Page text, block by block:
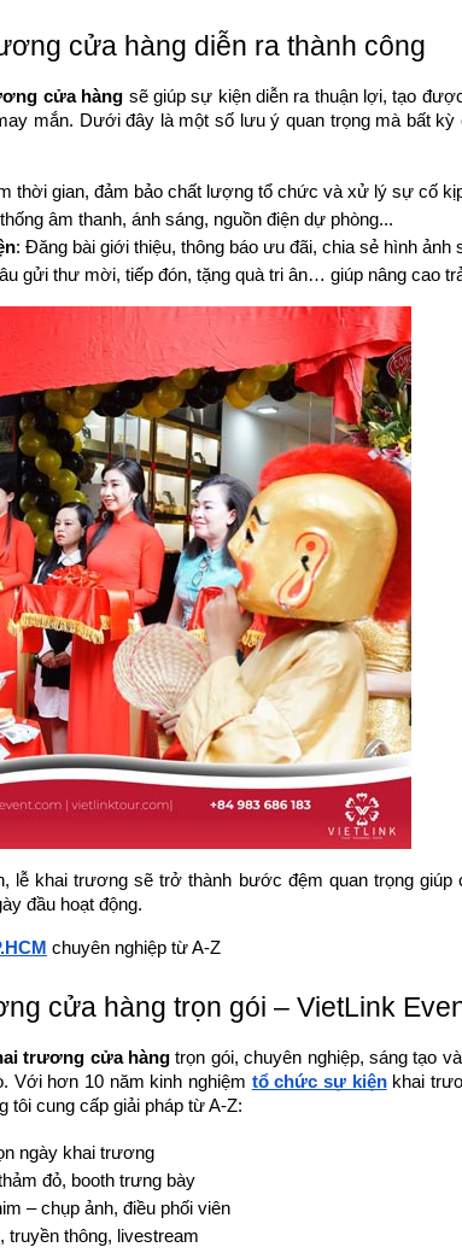
cửa hàng diễn ra thành công
cửa hàng sẽ giúp sự kiện diễn ra thuận lợi, tạo
mắn. Dưới đây là một số lưu ý quan trọng mà bất kỳ
thời gian, đảm bảo chất lượng tổ chức và xử lý sự cố kịp
âm thanh, ánh sáng, nguồn điện dự phòng...
: Đăng bài giới thiệu, thông báo ưu đãi, chia sẻ hình ảnh
gửi thư mời, tiếp đón, tặng quà tri ân… giúp nâng cao
lễ khai trương sẽ trở thành bước đệm quan trọng giúp
đầu hoạt động.
chuyên nghiệp từ A-Z
cửa hàng trọn gói – VietLink
trương cửa hàng trọn gói, chuyên nghiệp, sáng tạo
Với hơn 10 năm kinh nghiệm tổ chức sự kiệnkhai
tôi cung cấp giải pháp từ A-Z:
ngày khai trương
đỏ, booth trưng bày
– chụp ảnh, điều phối viên
truyền thông, livestream